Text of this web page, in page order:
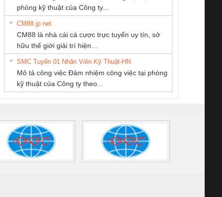
sát chuỗi
tấm pin
16I+
(2502520000)
Bộ chỉnh lưu nguồn
điện TRANSCLINIC
BKE 1K5.4
(7791400879)2. Giá
Nẹp nhôm chống
trơn Đà Nẵng
CÔNG TY CP TỰ
ĐỘNG TIẾN
HƯNG
KỸ THUẬT KTECH
VIỆT NAM
Thiết Bị Điện Nam
phòng kỹ thuật của Công ty...
CM88 jp net
CM88 là nhà cái cá cược trực tuyến uy tín, sở
hữu thế giới giải trí hiện...
SMC Tuyển 01 Nhân Viên Kỹ Thuật-HN
Mô tả công việc Đảm nhiệm công việc tại phòng
kỹ thuật của Công ty theo...